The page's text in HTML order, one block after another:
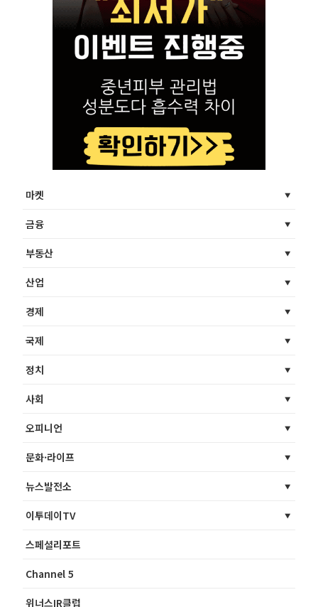
마켓
금융
부동산
산업
경제
국제
정치
사회
오피니언
문화·라이프
뉴스발전소
이투데이TV
스페셜리포트
Channel 5
위너스IR클럽